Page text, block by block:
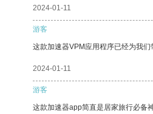
2024-01-11
游客
这款加速器VPM应用程序已经为我们
2024-01-11
游客
这款加速器app简直是居家旅行必备